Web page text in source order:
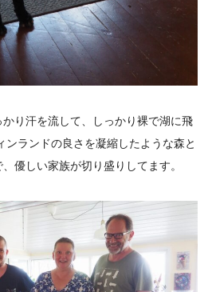
り汗を流して、しっかり裸で湖に飛
ランドの良さを凝縮したような森と
優しい家族が切り盛りしてます。